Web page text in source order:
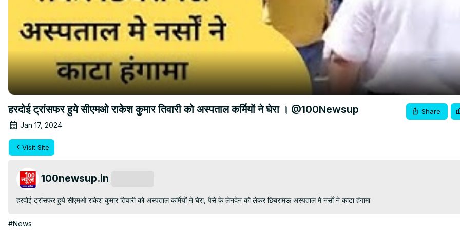
हरदोई ट्रांसफर हुये सीएमओ राकेश कुमार तिवारी को अस्पताल कर्मियों ने घेरा । @100Newsup
Jan 17, 2024
Share
Visit Site
100newsup.in
हरदोई ट्रांसफर हुये सीएमओ राकेश कुमार तिवारी को अस्पताल कर्मियों ने घेरा, पैसे के लेनदेन को लेकर छिबरामऊ अस्पताल मे नर्सों ने काटा हंगामा
#News